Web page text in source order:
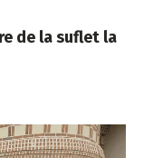
de la suflet la